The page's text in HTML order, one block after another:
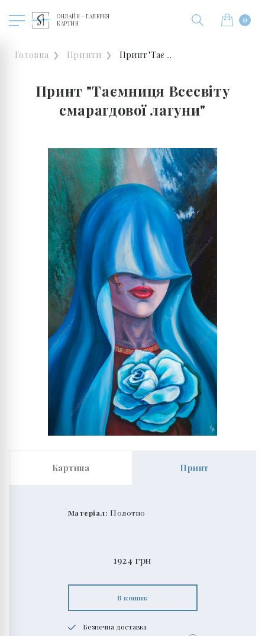
ОНЛАЙН - ГАЛЕРЕЯ
КАРТИН
0
Головна Принти Принт "Тає ...
Принт "Таємниця Всесвіту
смарагдової лагуни"
Картина Принт
Матеріал: Полотно
1924 грн
В кошик
Безпечна доставка